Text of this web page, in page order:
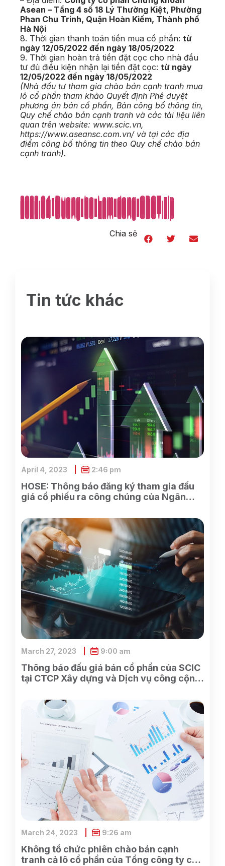
Asean – Tầng 4 số 18 Lý Thường Kiệt, Phường
Phan Chu Trinh, Quận Hoàn Kiếm, Thành phố
Hà Nội
8. Thời gian thanh toán tiền mua cổ phần: từ
ngày 12/05/2022 đến ngày 18/05/2022
9. Thời gian hoàn trả tiền đặt cọc cho nhà đầu
tư đủ điều kiện nhận lại tiền đặt cọc: từ ngày
12/05/2022 đến ngày 18/05/2022
(Nhà đầu tư tham gia chào bán cạnh tranh mua
lô cổ phần tham khảo Quyết định Phê duyệt
phương án bán cổ phần, Bản công bố thông tin,
Quy chế chào bán cạnh tranh và các tài liệu liên
quan trên website: www.scic.vn,
https://www.aseansc.com.vn/ và tại các địa
điểm công bố thông tin theo Quy chế chào bán
cạnh tranh).
2022.04-Duong-bo-Lam-dong-CBCT.zip
2022.04-Duong-bo-Lam-dong-CBCT.zip
2022.04-Duong-bo-Lam-dong-CBCT.zip
2022.04-Duong-bo-Lam-dong-CBCT.zip
2022.04-Duong-bo-Lam-dong-CBCT.zip
2022.04-Duong-bo-Lam-dong-CBCT.zip
2022.04-Duong-bo-Lam-dong-CBCT.zip
2022.04-Duong-bo-Lam-dong-CBCT.zip
2022.04-Duong-bo-Lam-dong-CBCT.zip
2022.04-Duong-bo-Lam-dong-CBCT.zip
2022.04-Duong-bo-Lam-dong-CBCT.zip
2022.04-Duong-bo-Lam-dong-CBCT.zip
2022.04-Duong-bo-Lam-dong-CBCT.zip
2022.04-Duong-bo-Lam-dong-CBCT.zip
2022.04-Duong-bo-Lam-dong-CBCT.zip
2022.04-Duong-bo-Lam-dong-CBCT.zip
2022.04-Duong-bo-Lam-dong-CBCT.zip
2022.04-Duong-bo-Lam-dong-CBCT.zip
2022.04-Duong-bo-Lam-dong-CBCT.zip
2022.04-Duong-bo-Lam-dong-CBCT.zip
2022.04-Duong-bo-Lam-dong-CBCT.zip
2022.04-Duong-bo-Lam-dong-CBCT.zip
2022.04-Duong-bo-Lam-dong-CBCT.zip
Chia sẻ
Tin tức khác
HOSE: Thông báo đăng ký tham gia đấu
giá cổ phiếu ra công chúng của Ngân
April 4, 2023 2:46 pm
Thông báo đấu giá bán cổ phần của SCIC
tại CTCP Xây dựng và Dịch vụ công cộng
March 27, 2023 9:00 am
Không tổ chức phiên chào bán cạnh
tranh cả lô cổ phần của Tổng công ty cổ
March 24, 2023 9:26 am